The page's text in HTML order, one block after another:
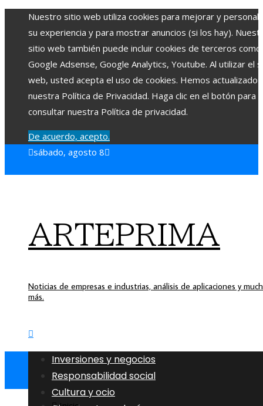
Nuestro sitio web utiliza cookies para mejorar y
su experiencia y para mostrar anuncios (si los hay).
sitio web también puede incluir cookies de terceros como
Google Adsense, Google Analytics, Youtube. Al utilizar el
web, usted acepta el uso de cookies. Hemos actualizado
nuestra Política de Privacidad. Haga clic en el botón para
consultar nuestra Política de privacidad.
De acuerdo, acepto.
sábado, agosto 8
ARTEPRIMA
Noticias de empresas e industrias, análisis de aplicaciones y
más.
Inversiones y negocios
Responsabilidad social
Cultura y ocio